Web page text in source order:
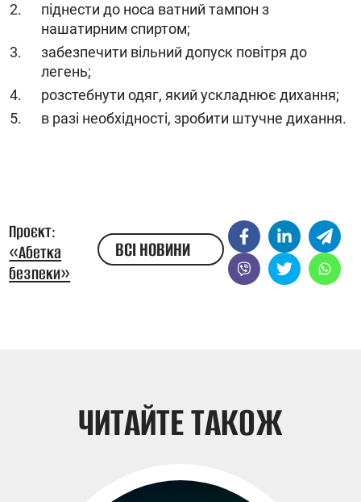
піднести до носа ватний тампон з
нашатирним спиртом;
забезпечити вільний допуск повітря до
легень;
розстебнути одяг, який ускладнює дихання;
в разі необхідності, зробити штучне дихання.
Проєкт:
«Абетка
безпеки»
ВСІ НОВИНИ
ЧИТАЙТЕ ТАКОЖ